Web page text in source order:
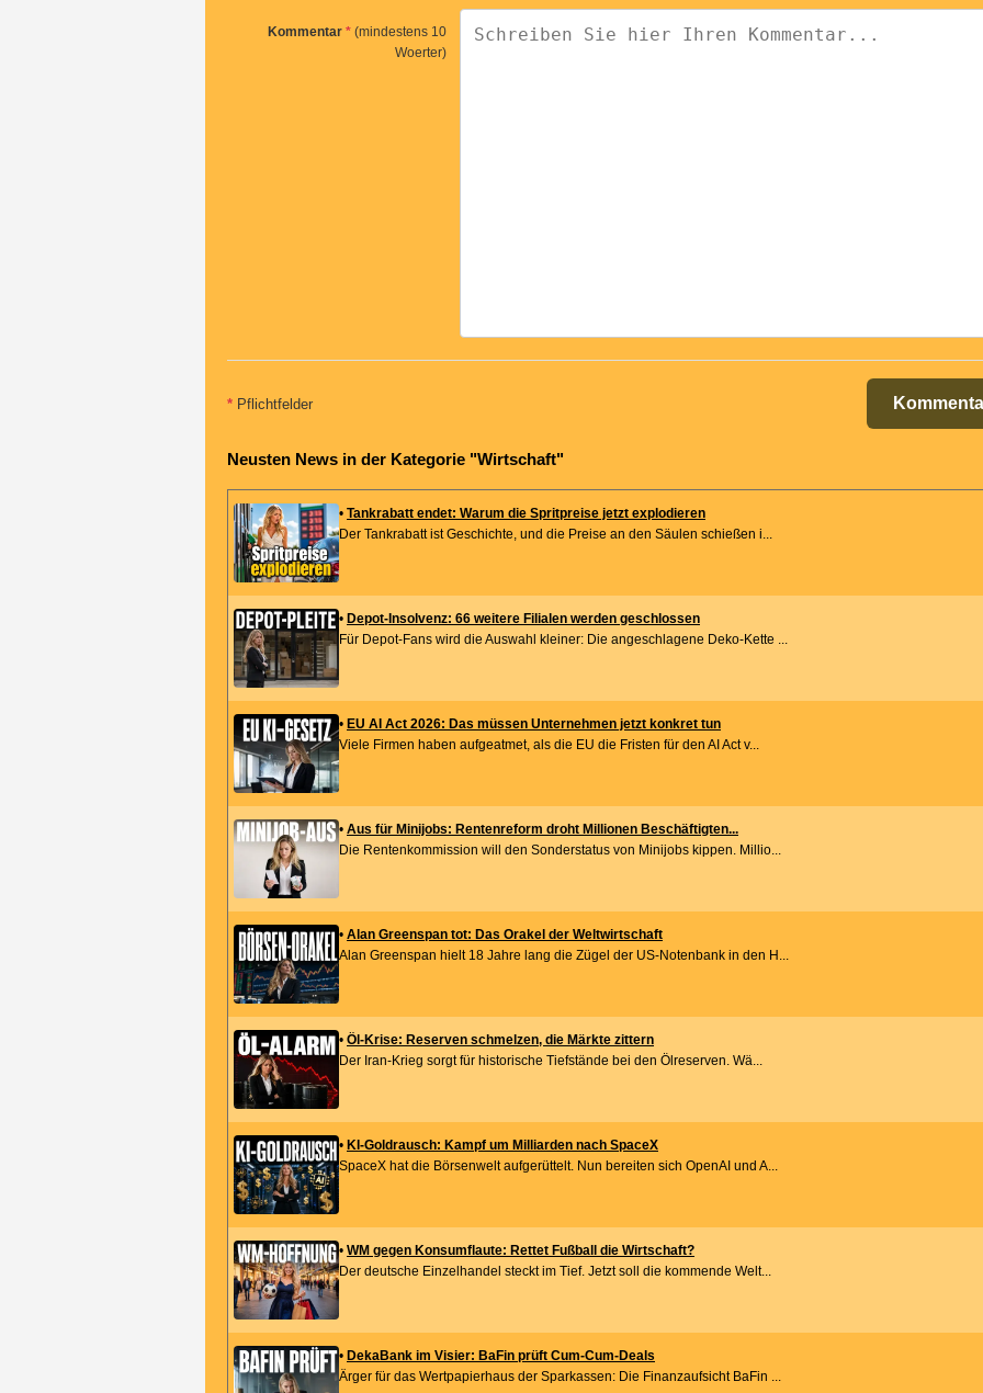
Kommentar * (mindestens 10
Woerter)
* Pflichtfelder
Neusten News in der Kategorie "Wirtschaft"
• Tankrabatt endet: Warum die Spritpreise jetzt explodieren
Der Tankrabatt ist Geschichte, und die Preise an den Säulen schießen i...
• Depot-Insolvenz: 66 weitere Filialen werden geschlossen
Für Depot-Fans wird die Auswahl kleiner: Die angeschlagene Deko-Kette ...
• EU AI Act 2026: Das müssen Unternehmen jetzt konkret tun
Viele Firmen haben aufgeatmet, als die EU die Fristen für den AI Act v...
• Aus für Minijobs: Rentenreform droht Millionen Beschäftigten...
Die Rentenkommission will den Sonderstatus von Minijobs kippen. Millio...
• Alan Greenspan tot: Das Orakel der Weltwirtschaft
Alan Greenspan hielt 18 Jahre lang die Zügel der US-Notenbank in den H...
• Öl-Krise: Reserven schmelzen, die Märkte zittern
Der Iran-Krieg sorgt für historische Tiefstände bei den Ölreserven. Wä...
• KI-Goldrausch: Kampf um Milliarden nach SpaceX
SpaceX hat die Börsenwelt aufgerüttelt. Nun bereiten sich OpenAI und A...
• WM gegen Konsumflaute: Rettet Fußball die Wirtschaft?
Der deutsche Einzelhandel steckt im Tief. Jetzt soll die kommende Welt...
• DekaBank im Visier: BaFin prüft Cum-Cum-Deals
Ärger für das Wertpapierhaus der Sparkassen: Die Finanzaufsicht BaFin ...